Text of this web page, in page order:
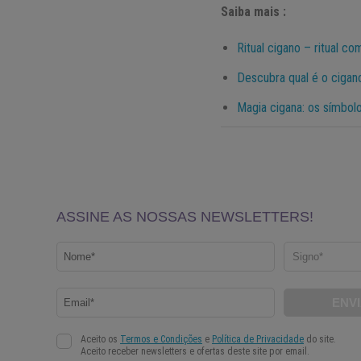
Saiba mais :
Ritual cigano – ritual
Descubra qual é o
Magia cigana: os